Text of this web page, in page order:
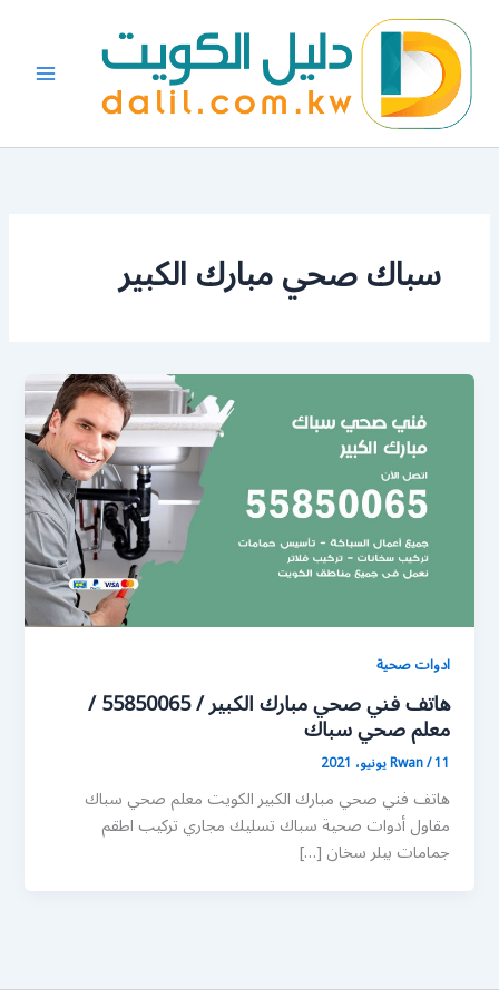
المحتوى
سباك صحي مبارك الكبير
ادوات صحية
هاتف فني صحي مبارك الكبير / 55850065 /
معلم صحي سباك
Rwan/11 يونيو، 2021
هاتف فني صحي مبارك الكبير الكويت معلم صحي سباك
مقاول أدوات صحية سباك تسليك مجاري تركيب اطقم
جمامات بيلر سخان […]